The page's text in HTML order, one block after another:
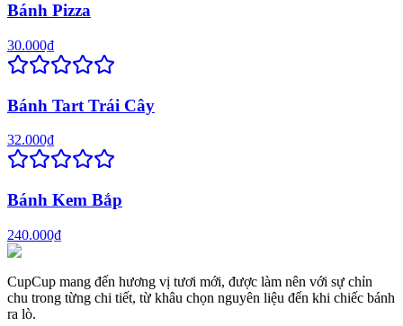
Bánh Pizza
30.000₫
Bánh Tart Trái Cây
32.000₫
Bánh Kem Bắp
240.000₫
CupCup mang đến hương vị tươi mới, được làm nên với sự chỉn
chu trong từng chi tiết, từ khâu chọn nguyên liệu đến khi chiếc bánh
ra lò.